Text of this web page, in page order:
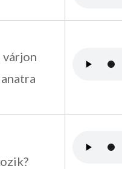
várjon